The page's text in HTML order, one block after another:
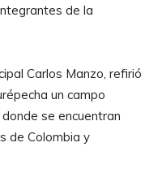
de la
Carlos Manzo, refirió
un campo
se encuentran
de Colombia y